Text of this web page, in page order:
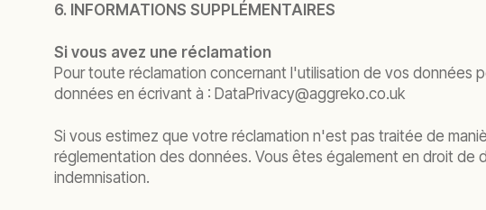
6. INFORMATIONS SUPPLÉMENTAIRES
Si vous avez une réclamation
Pour toute réclamation concernant l'utilisation de vos données
données en écrivant à : DataPrivacy@aggreko.co.uk
Si vous estimez que votre réclamation n'est pas traitée de
réglementation des données. Vous êtes également en droit de
indemnisation.